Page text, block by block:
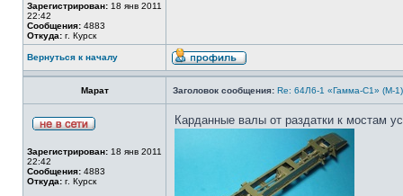
Зарегистрирован: 18 янв 2011
22:42
Сообщения: 4883
Откуда: г. Курск
Вернуться к началу
Марат Заголовок сообщения: Re: 64Л6-1 «Гамма-С1» (М-
Зарегистрирован: 18 янв 2011
22:42
Сообщения: 4883
Откуда: г. Курск
Карданные валы от раздатки к мостам